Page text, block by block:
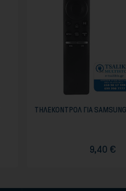
ΤΗΛΕΚΟΝΤΡΟΛ ΓΙΑ
9,40 €